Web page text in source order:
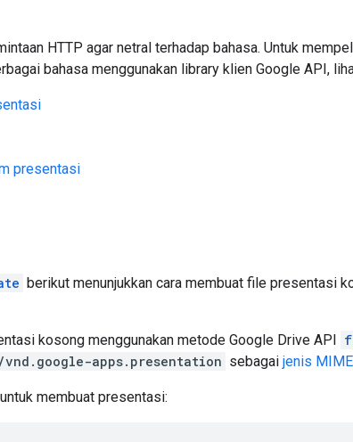
HTTP agar netral terhadap bahasa. Untuk
bahasa menggunakan library klien Google API,
presentasi
berikut menunjukkan cara membuat file presentasi
kosong menggunakan metode Google Drive API
apps.presentation sebagai jenis MIME
membuat presentasi: